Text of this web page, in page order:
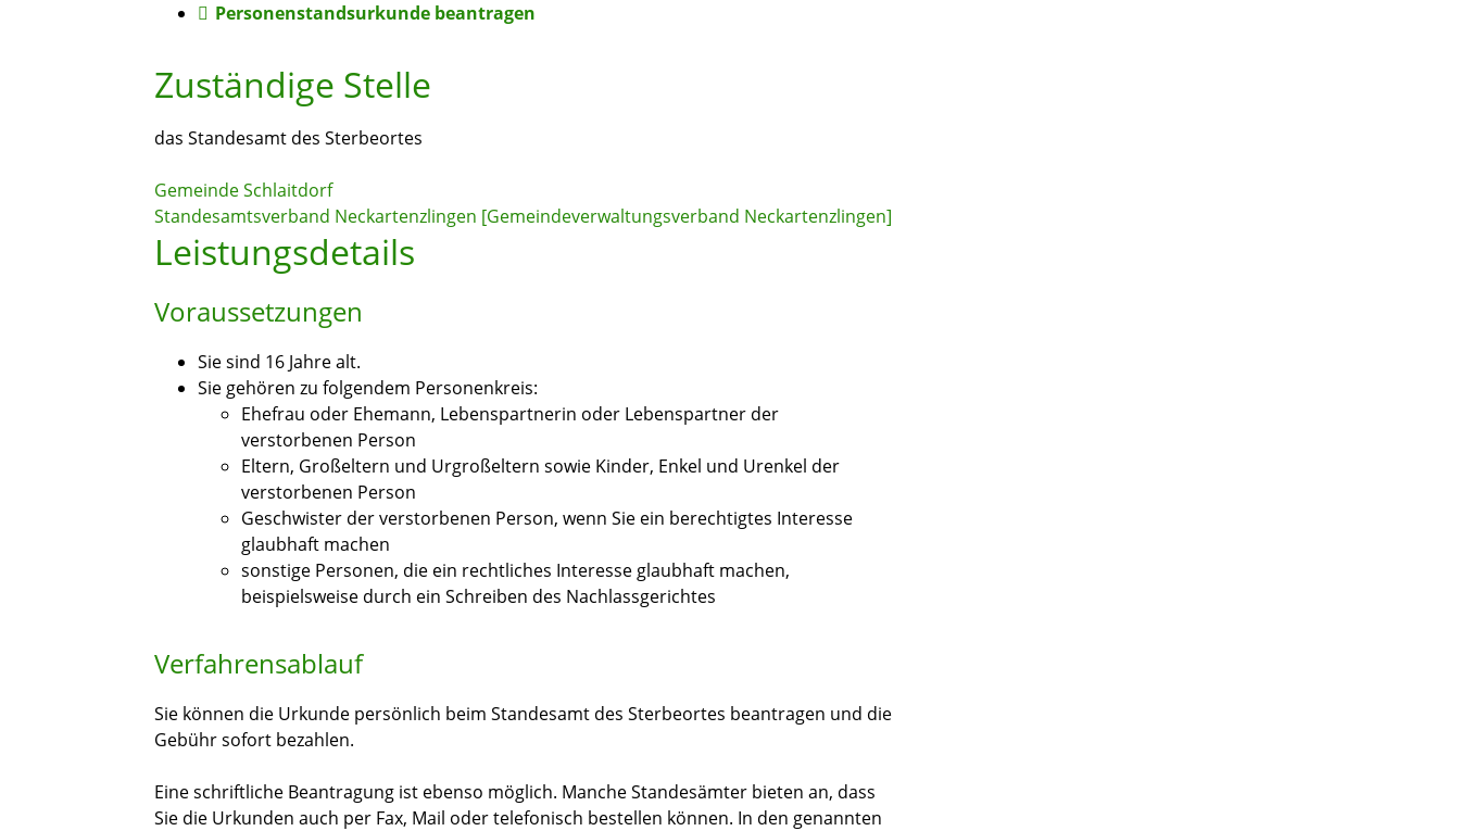
Personenstandsurkunde beantragen
Zuständige Stelle
das Standesamt des Sterbeortes
Gemeinde Schlaitdorf
Standesamtsverband Neckartenzlingen [Gemeindeverwaltungsverband Neckartenzlingen]
Leistungsdetails
Voraussetzungen
Sie sind 16 Jahre alt.
Sie gehören zu folgendem Personenkreis:
Ehefrau oder Ehemann, Lebenspartnerin oder Lebenspartner der
verstorbenen Person
Eltern, Großeltern und Urgroßeltern sowie Kinder, Enkel und Urenkel der
verstorbenen Person
Geschwister der verstorbenen Person, wenn Sie ein berechtigtes Interesse
glaubhaft machen
sonstige Personen, die ein rechtliches Interesse glaubhaft machen,
beispielsweise durch ein Schreiben des Nachlassgerichtes
Verfahrensablauf
Sie können die Urkunde persönlich beim Standesamt des Sterbeortes beantragen und die
Gebühr sofort bezahlen.
Eine schriftliche Beantragung ist ebenso möglich. Manche Standesämter bieten an, dass
Sie die Urkunden auch per Fax, Mail oder telefonisch bestellen können. In den genannten